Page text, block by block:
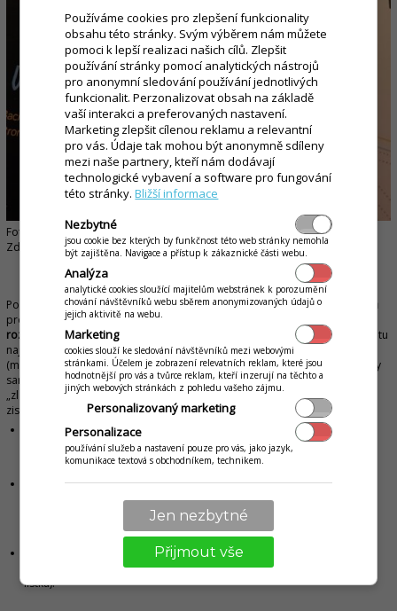
Foto: Bar, který neexistuje – Brno
Zdroj: Facebook Bar, který neexistuje
6. BUĎTE KREATIVNÍ V NÁZVECH NÁPOJŮ
Podle vyjádření Scotta Bairda a Joshe Harrise, profesionálních konzultantů
pro koktejly,název nápoje představuje více než polovinu nákupního
rozhodnutí a důvodů, proč si zákazník vybere ten či onen drink. Na internetu
najdete na toto téma mnoho studií a realizovaných experimentů
(mimochodem, nejpoučnější jsou ty experimenty, které průběžně děláte vy
sami ve vašem vlastním podniku). Bohužel neexistuje žádné univerzální
„zlaté pravidlo“ na pojmenovávání drinků tak, aby vám přinesly obrovské
zisky. Pár rad pro vás však mám:
Buďte kreativní. Zapisujte si vše, co vás napadne (paradoxně na
místech, kde byste to nečekali: ve sprše, na procházce s kočárkem, na
pláži atd.).
Využijte různé citáty, slovní hříčky, literární odkazy, lokální folklór,
(může to souviset s vaším podnikatelským nápadem
jako takovým – pokud máte bar u golfového hřiště, můžete drink
nazvat například „Long range“).
Většinou vás skvělá pojmenování nenapadnou ihned
(názvy drinků můžete doplnit například i na závěr tvorby nápojového
lístku).
Používáme cookies pro zlepšení funkcionality
obsahu této stránky. Svým výběrem nám můžete
pomoci k lepší realizaci našich cílů. Zlepšit
používání stránky pomocí analytických nástrojů
pro anonymní sledování používání jednotlivých
funkcionalit. Perzonalizovat obsah na základě
vaší interakci a preferovaných nastavení.
Marketing zlepšit cílenou reklamu a relevantní
pro vás. Údaje tak mohou být anonymně sdíleny
mezi naše partnery, kteří nám dodávají
technologické vybavení a software pro fungování
této stránky.Bližší informace
Nezbytné
jsou cookie bez kterých by funkčnost této web stránky nemohla
být zajištěna. Navigace a přístup k zákaznické části webu.
Analýza
analytické cookies sloužící majitelům webstránek k porozumění
chování návštěvníků webu sběrem anonymizovaných údajů o
jejich aktivitě na webu.
Marketing
cookies slouží ke sledování návštěvníků mezi webovými
stránkami. Účelem je zobrazení relevatních reklam, které jsou
hodnotnější pro vás a tvůrce reklam, kteří inzerují na těchto a
jiných webových stránkách z pohledu vašeho zájmu.
Personalizovaný marketing
Personalizace
používání služeb a nastavení pouze pro vás, jako jazyk,
komunikace textová s obchodníkem, technikem.
Jen nezbytné
Přijmout vše